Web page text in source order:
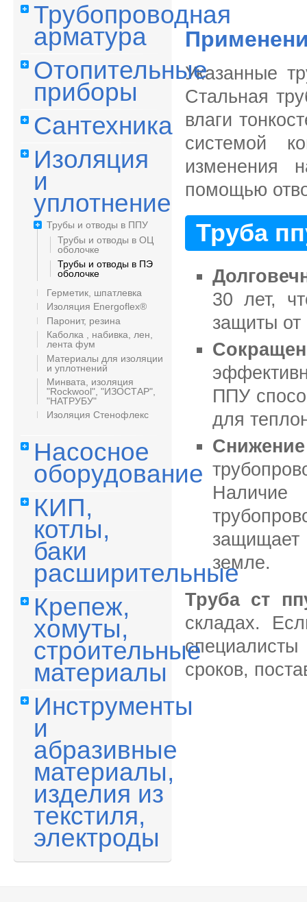
Трубопроводная
арматура
Отопительные
приборы
Сантехника
Изоляция
и
уплотнение
Трубы и отводы в ППУ
Трубы и отводы в ОЦ
оболочке
Трубы и отводы в ПЭ
оболочке
Герметик, шпатлевка
Изоляция Energoflex®
Паронит, резина
Каболка , набивка, лен,
лента фум
Материалы для изоляции
и уплотнений
Минвата, изоляция
"Rockwool", "ИЗОСТАР",
"НАТРУБУ"
Изоляция Стенофлекс
Насосное
оборудование
КИП,
котлы,
баки
расширительные
Крепеж,
хомуты,
строительные
материалы
Инструменты
и
абразивные
материалы,
изделия из
текстиля,
электроды
Указанные
Стальная
влаги
системой
изменения
помощью
Труба
30 лет,
защиты от
ППУ
для
Наличие
земле.
Труба ст
складах.
сроков,